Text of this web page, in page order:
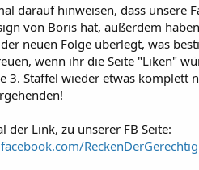
darauf hinweisen, dass unsere
von Boris hat, außerdem
neuen Folge überlegt, was
wenn ihr die Seite "Liken"
3. Staffel wieder etwas komplett
der Link, zu unserer FB Seite: